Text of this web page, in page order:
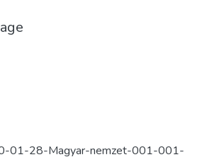
01-28-Magyar-nemzet-001-001-